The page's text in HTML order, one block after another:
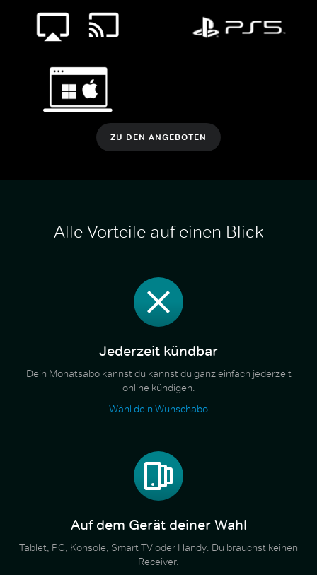
ZU DEN ANGEBOTEN
Alle Vorteile auf einen Blick
Jederzeit kündbar
Dein Monatsabo kannst du kannst du ganz einfach jederzeit
online kündigen.
Wähl dein Wunschabo
Auf dem Gerät deiner Wahl
Tablet, PC, Konsole, Smart TV oder Handy. Du brauchst keinen
Receiver.